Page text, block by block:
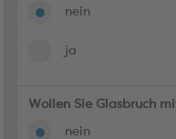
nein
ja
Wollen Sie Glasbruch
nein